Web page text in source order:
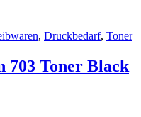
, Druckbedarf, Toner
703 Toner Black